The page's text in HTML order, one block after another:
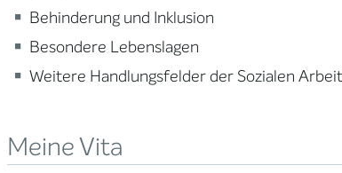
Behinderung und Inklusion
Besondere Lebenslagen
Weitere Handlungsfelder der Sozialen Arbeit
Meine Vita